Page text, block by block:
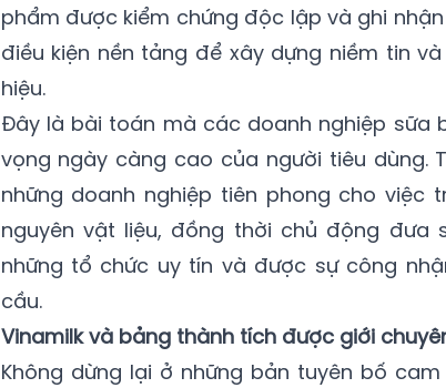
phẩm được kiểm chứng độc lập và ghi
điều kiện nền tảng để xây dựng niềm tin
hiệu.
Đây là bài toán mà các doanh nghiệp sữa
vọng ngày càng cao của người tiêu dùng.
những doanh nghiệp tiên phong cho việc
nguyên vật liệu, đồng thời chủ động đưa
những tổ chức uy tín và được sự công
cầu.
Vinamilk và bảng thành tích được giới
Không dừng lại ở những bản tuyên bố